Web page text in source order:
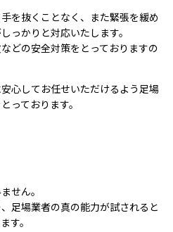
を抜くことなく、また緊張を緩め
っかりと対応いたします。
どの安全対策をとっておりますの
心してお任せいただけるよう足場
っております。
せん。
足場業者の真の能力が試されると
す。